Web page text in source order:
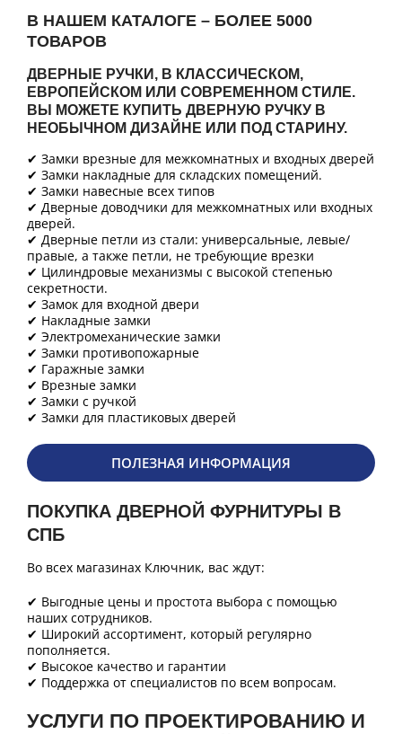
В НАШЕМ КАТАЛОГЕ – БОЛЕЕ 5000
ТОВАРОВ
ДВЕРНЫЕ РУЧКИ, В КЛАССИЧЕСКОМ,
ЕВРОПЕЙСКОМ ИЛИ СОВРЕМЕННОМ СТИЛЕ.
ВЫ МОЖЕТЕ КУПИТЬ ДВЕРНУЮ РУЧКУ В
НЕОБЫЧНОМ ДИЗАЙНЕ ИЛИ ПОД СТАРИНУ.
✔ Замки врезные для межкомнатных и входных дверей
✔ Замки накладные для складских помещений.
✔ Замки навесные всех типов
✔ Дверные доводчики для межкомнатных или входных
дверей.
✔ Дверные петли из стали: универсальные, левые/
правые, а также петли, не требующие врезки
✔ Цилиндровые механизмы с высокой степенью
секретности.
✔ Замок для входной двери
✔ Накладные замки
✔ Электромеханические замки
✔ Замки противопожарные
✔ Гаражные замки
✔ Врезные замки
✔ Замки с ручкой
✔ Замки для пластиковых дверей
ПОЛЕЗНАЯ ИНФОРМАЦИЯ
ПОКУПКА ДВЕРНОЙ ФУРНИТУРЫ В
СПБ
Во всех магазинах Ключник, вас ждут:
✔ Выгодные цены и простота выбора с помощью
наших сотрудников.
✔ Широкий ассортимент, который регулярно
пополняется.
✔ Высокое качество и гарантии
✔ Поддержка от специалистов по всем вопросам.
УСЛУГИ ПО ПРОЕКТИРОВАНИЮ И